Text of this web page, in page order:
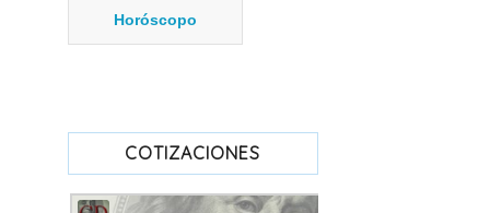
Horóscopo
COTIZACIONES